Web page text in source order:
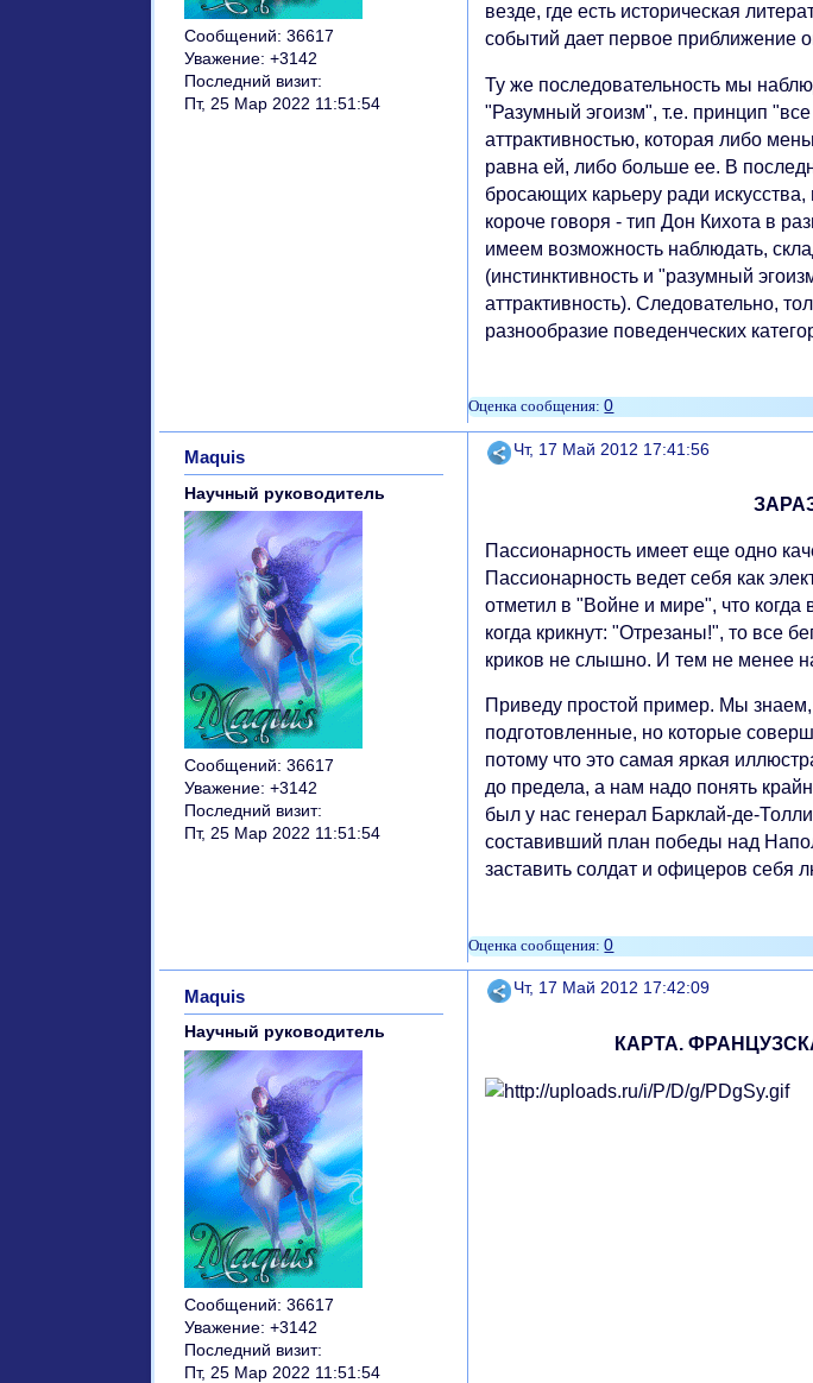
Сообщений: 36617
Уважение: +3142
Последний визит:
Пт, 25 Мар 2022 11:51:54
везде, где есть историческая
событий дает первое приближение
Ту же последовательность мы
"Разумный эгоизм", т.е. принцип
аттрактивностью, которая либо
равна ей, либо больше ее. В
бросающих карьеру ради
короче говоря - тип Дон Кихота в
имеем возможность наблюдать,
(инстинктивность и "разумный
аттрактивность). Следовательно,
разнообразие поведенческих
0
Поделиться
Чт, 17 Май 2012 17:41:56
Maquis
Научный руководитель
Сообщений: 36617
Уважение: +3142
Последний визит:
Пт, 25 Мар 2022 11:51:54
Пассионарность имеет еще одно
Пассионарность ведет себя как
отметил в "Войне и мире", что когда
когда крикнут: "Отрезаны!", то все
криков не слышно. И тем не менее
Приведу простой пример. Мы знаем,
подготовленные, но которые
потому что это самая яркая
до предела, а нам надо понять
был у нас генерал Барклай-де-
составивший план победы над
заставить солдат и офицеров себя
0
Поделиться
Чт, 17 Май 2012 17:42:09
Maquis
Научный руководитель
Сообщений: 36617
Уважение: +3142
Последний визит:
Пт, 25 Мар 2022 11:51:54
КАРТА.